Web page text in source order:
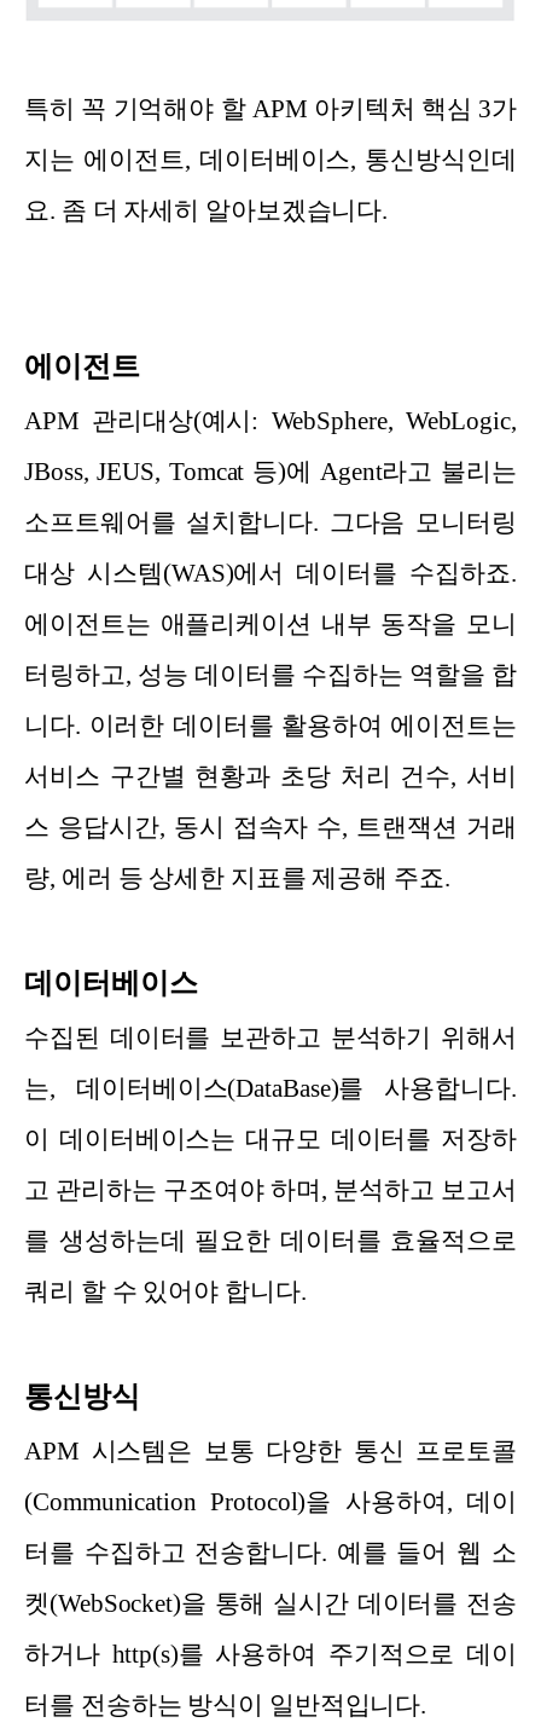
특히 꼭 기억해야 할 APM 아키텍처 핵심 3가
지는 에이전트, 데이터베이스, 통신방식인데
요. 좀 더 자세히 알아보겠습니다.
에이전트
APM 관리대상(예시: WebSphere, WebLogic,
JBoss, JEUS, Tomcat 등)에 Agent라고 불리는
소프트웨어를 설치합니다. 그다음 모니터링
대상 시스템(WAS)에서 데이터를 수집하죠.
에이전트는 애플리케이션 내부 동작을 모니
터링하고, 성능 데이터를 수집하는 역할을 합
니다. 이러한 데이터를 활용하여 에이전트는
서비스 구간별 현황과 초당 처리 건수, 서비
스 응답시간, 동시 접속자 수, 트랜잭션 거래
량, 에러 등 상세한 지표를 제공해 주죠.
데이터베이스
수집된 데이터를 보관하고 분석하기 위해서
는, 데이터베이스(DataBase)를 사용합니다.
이 데이터베이스는 대규모 데이터를 저장하
고 관리하는 구조여야 하며, 분석하고 보고서
를 생성하는데 필요한 데이터를 효율적으로
쿼리 할 수 있어야 합니다.
통신방식
APM 시스템은 보통 다양한 통신 프로토콜
(Communication Protocol)을 사용하여, 데이
터를 수집하고 전송합니다. 예를 들어 웹 소
켓(WebSocket)을 통해 실시간 데이터를 전송
하거나 http(s)를 사용하여 주기적으로 데이
터를 전송하는 방식이 일반적입니다.